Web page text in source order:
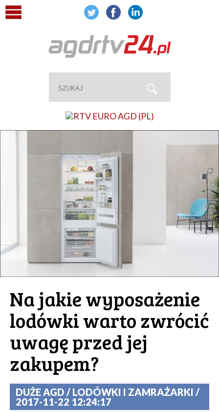
Na jakie wyposażenie
lodówki warto zwrócić
uwagę przed jej
zakupem?
DUŻE AGD / LODÓWKI I ZAMRAŻARKI /
2017-11-22 12:24:17